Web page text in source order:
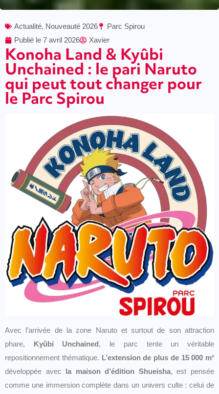
Actualité, Nouveauté 2026
Parc Spirou
Publié le 7 avril 2026 Xavier
Konoha Land & Kyûbi
Unchained : le pari Naruto
qui peut tout changer pour
le Parc Spirou
Avec l’arrivée de la zone Naruto et surtout de son attraction
phare, Kyûbi Unchained, le parc tente un véritable
repositionnement thématique. L’extension de plus de 15 000 m²
développée avec la maison d’édition Shueisha, est pensée
comme une immersion complète dans un univers culte : celui de